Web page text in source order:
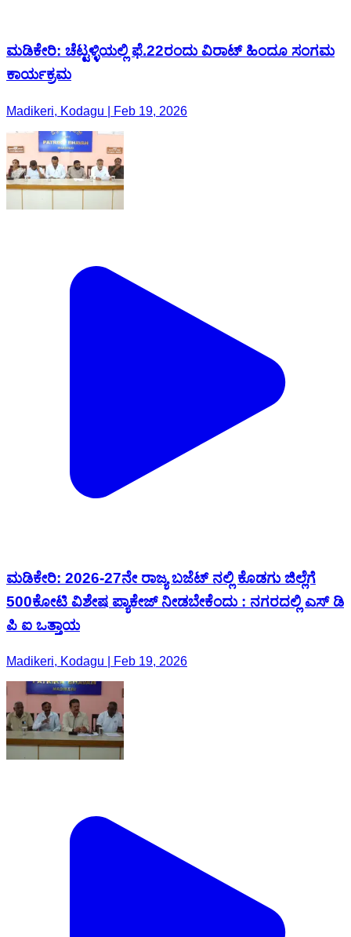
ಮಡಿಕೇರಿ: ಚೆಟ್ಟಳ್ಳಿಯಲ್ಲಿ ಫೆ.22ರಂದು ವಿರಾಟ್ ಹಿಂದೂ ಸಂಗಮ
‌ಕಾರ್ಯಕ್ರಮ
Madikeri, Kodagu | Feb 19, 2026
ಮಡಿಕೇರಿ: 2026-27ನೇ ರಾಜ್ಯ ಬಜೆಟ್ ನಲ್ಲಿ ಕೊಡಗು ಜಿಲ್ಲೆಗೆ
500ಕೋಟಿ ವಿಶೇಷ ಪ್ಯಾಕೇಜ್ ನೀಡಬೇಕೆಂದು : ನಗರದಲ್ಲಿ ಎಸ್ ಡಿ
ಪಿ ಐ ಒತ್ತಾಯ
Madikeri, Kodagu | Feb 19, 2026